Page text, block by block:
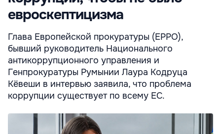
евроскептицизма
Глава Европейской прокуратуры (EPPO),
бывший руководитель Национального
антикоррупционного управления и
Генпрокуратуры Румынии Лаура Кодруца
Кёвеши в интервью заявила, что проблема
коррупции существует по всему ЕC.